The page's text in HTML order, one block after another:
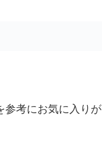
参考にお気に入りが